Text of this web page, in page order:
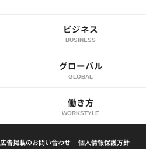
ビジネス
BUSINESS
グローバル
GLOBAL
働き方
WORKSTYLE
広告掲載のお問い合わせ
個人情報保護方針